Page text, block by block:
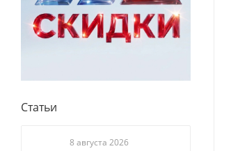
Статьи
8 августа 2026